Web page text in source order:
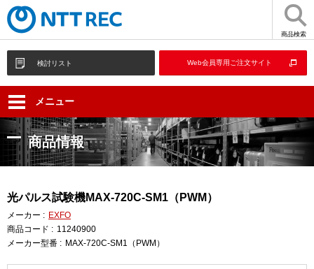
商品検索
検討リスト Web会員専用ご注文サイト
メニュー
商品情報
光パルス試験機MAX-720C-SM1（PWM）
メーカー : EXFO
商品コード : 11240900
メーカー型番 : MAX-720C-SM1（PWM）